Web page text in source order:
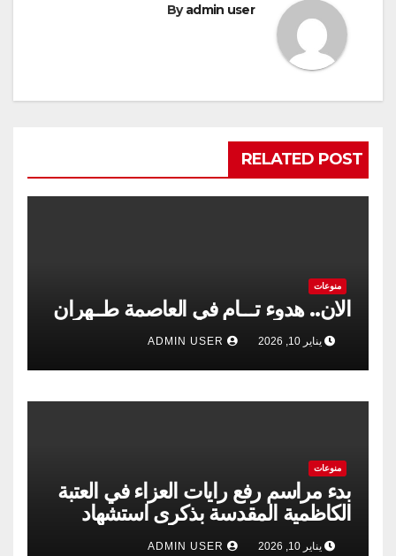
Byadmin user
RELATED POST
منوعات
الان.. هدوء تـــام في العاصمة طــهران
يناير 10, 2026
منوعات
بدء مراسم رفع رايات العزاء في العتبة
الكاظمية المقدسة بذكرى استشهاد
الإمام الكاظم”عليه السلام”
يناير 10, 2026